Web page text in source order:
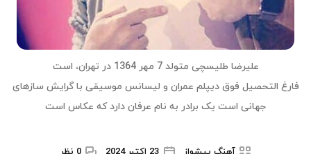
علیرضا طلیسچی متولد 7 مهر 1364 در تهران، است
فارغ التحصیل فوق دیپلم عمران و لیسانس موسیقی با گرایش سازهای
جهانی است یک برادر به نام عرفان دارد که عکاس است